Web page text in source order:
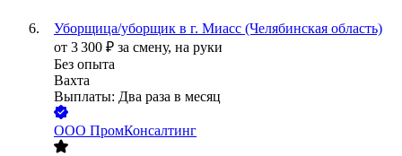
Уборщица/уборщик в г. Миасс (Челябинская область)
от 3 300 ₽ за смену, на руки
Без опыта
Вахта
Выплаты: Два раза в месяц
ООО ПромКонсалтинг